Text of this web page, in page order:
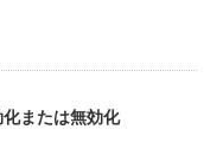
または無効化